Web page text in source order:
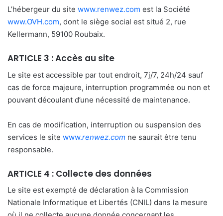
L’hébergeur du site www.renwez.com est la Société
www.OVH.com, dont le siège social est situé 2, rue
Kellermann, 59100 Roubaix.
ARTICLE 3 : Accès au site
Le site est accessible par tout endroit, 7j/7, 24h/24 sauf
cas de force majeure, interruption programmée ou non et
pouvant découlant d’une nécessité de maintenance.
En cas de modification, interruption ou suspension des
services le site www.renwez.com ne saurait être tenu
responsable.
ARTICLE 4 : Collecte des données
Le site est exempté de déclaration à la Commission
Nationale Informatique et Libertés (CNIL) dans la mesure